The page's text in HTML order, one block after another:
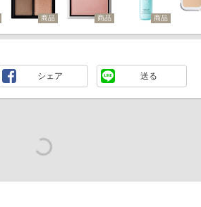
商品 商品 商品
シェア 送る